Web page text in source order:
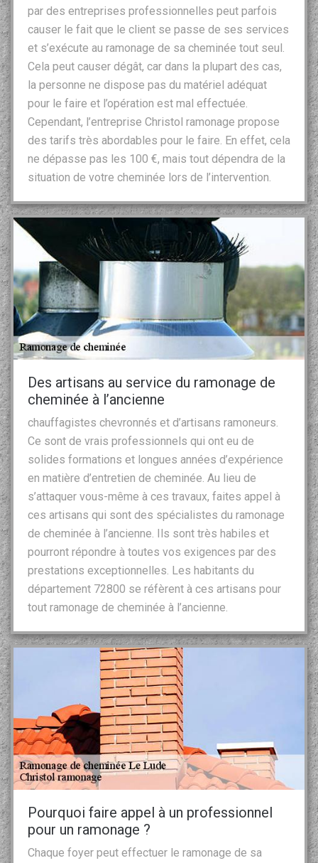
par des entreprises professionnelles peut parfois
causer le fait que le client se passe de ses services
et s’exécute au ramonage de sa cheminée tout seul.
Cela peut causer dégât, car dans la plupart des cas,
la personne ne dispose pas du matériel adéquat
pour le faire et l’opération est mal effectuée.
Cependant, l’entreprise Christol ramonage propose
des tarifs très abordables pour le faire. En effet, cela
ne dépasse pas les 100 €, mais tout dépendra de la
situation de votre cheminée lors de l’intervention.
Des artisans au service du ramonage de
cheminée à l’ancienne
chauffagistes chevronnés et d’artisans ramoneurs.
Ce sont de vrais professionnels qui ont eu de
solides formations et longues années d’expérience
en matière d’entretien de cheminée. Au lieu de
s’attaquer vous-même à ces travaux, faites appel à
ces artisans qui sont des spécialistes du ramonage
de cheminée à l’ancienne. Ils sont très habiles et
pourront répondre à toutes vos exigences par des
prestations exceptionnelles. Les habitants du
département 72800 se réfèrent à ces artisans pour
tout ramonage de cheminée à l’ancienne.
Pourquoi faire appel à un professionnel
pour un ramonage ?
Chaque foyer peut effectuer le ramonage de sa